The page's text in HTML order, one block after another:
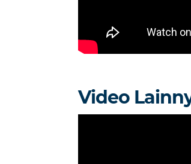
Video